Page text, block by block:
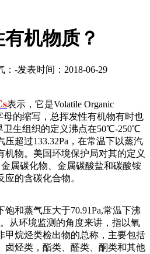
机物质？
： -发表时间：2018-06-29
表示，它是Volatile Organic
母的缩写，总挥发性有机物有时也
卫生组织的定义沸点在50℃-250℃
超过133.32Pa，在常温下以蒸汽
机物。美国环境保护局对其的定义
属碳化物、金属碳酸盐和碳酸铵
应的含碳化合物。
和蒸气压大于70.91Pa,常温下沸
从环境监测的角度来讲，指以氧
甲烷烃类检出物的总称，主要包括
卤烃类，酯类、醛类、酮类和其他